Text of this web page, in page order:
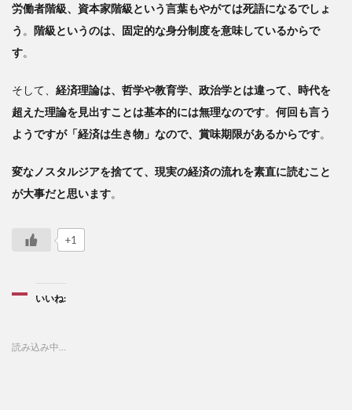
労働者階級、資本家階級という言葉もやがては死語になるでしょ
う 。 階級というのは、固定的な身分制度を意味しているからで
す。
そして、 経済理論は、哲学や教育学、政治学とは違って、時代を
超えた理論を見出すことは基本的には無理なのです。 何回も言う
ようですが「経済は生き物」なので、賞味期限があるからです。
変なノスタルジアを捨てて、現実の経済の流れを素直に読むこと
が大事だと思います。
+1
いいね:
読み込み中…